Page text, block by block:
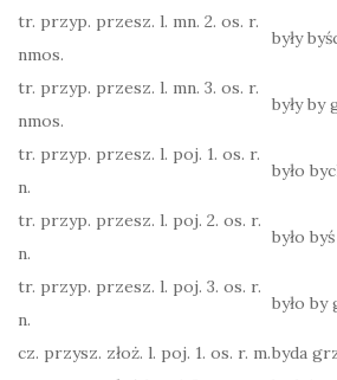
tr. przyp. przesz. l. mn. 2. os. r.
nmos.
były
tr. przyp. przesz. l. mn. 3. os. r.
nmos.
były by
tr. przyp. przesz. l. poj. 1. os. r.
n.
było
tr. przyp. przesz. l. poj. 2. os. r.
n.
było
tr. przyp. przesz. l. poj. 3. os. r.
n.
było by
cz. przysz. złoż. l. poj. 1. os. r. m.byda